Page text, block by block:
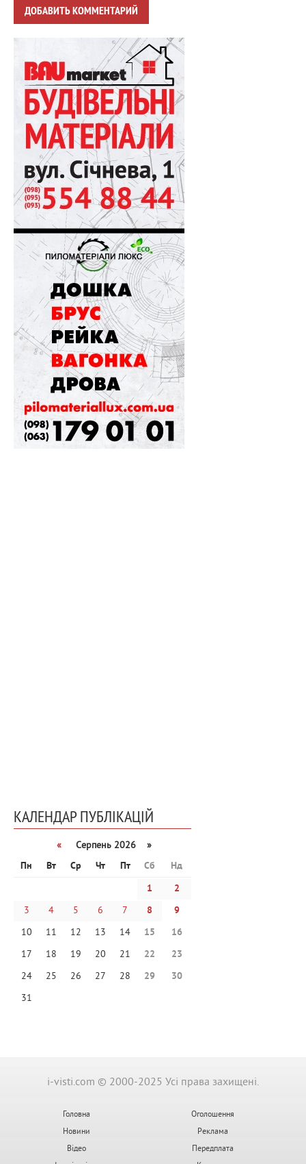
ДОБАВИТЬ КОММЕНТАРИЙ
КАЛЕНДАР ПУБЛІКАЦІЙ
«
Серпень 2026 »
Пн
Вт Ср Чт Пт Сб
Нд
1
2
3
4 5 6 7 8
9
10
11 12 13 14 15
16
17
18 19 20 21 22
23
24
25 26 27 28 29
30
31
i-visti.com © 2000-2025 Усі права захищені.
Головна
Новини
Відео
Оголошення
Реклама
Передплата